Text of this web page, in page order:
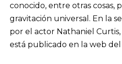
conocido, entre otras cosas,
gravitación universal. En la
por el actor Nathaniel
está publicado en la web del